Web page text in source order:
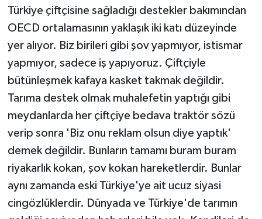
Türkiye çiftçisine sağladığı destekler bakımından
OECD ortalamasının yaklaşık iki katı düzeyinde
yer alıyor. Biz birileri gibi şov yapmıyor, istismar
yapmıyor, sadece iş yapıyoruz. Çiftçiyle
bütünleşmek kafaya kasket takmak değildir.
Tarıma destek olmak muhalefetin yaptığı gibi
meydanlarda her çiftçiye bedava traktör sözü
verip sonra 'Biz onu reklam olsun diye yaptık'
demek değildir. Bunların tamamı buram buram
riyakarlık kokan, şov kokan hareketlerdir. Bunlar
aynı zamanda eski Türkiye'ye ait ucuz siyasi
cingözlüklerdir. Dünyada ve Türkiye'de tarımın